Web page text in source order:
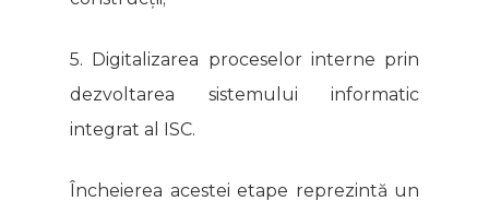
5. Digitalizarea proceselor interne prin
dezvoltarea sistemului informatic
integrat al ISC.
Încheierea acestei etape reprezintă un